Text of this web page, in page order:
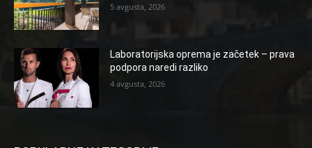
5 avgusta, 2026
Laboratorijska oprema je začetek – prava
podpora naredi razliko
4 avgusta, 2026